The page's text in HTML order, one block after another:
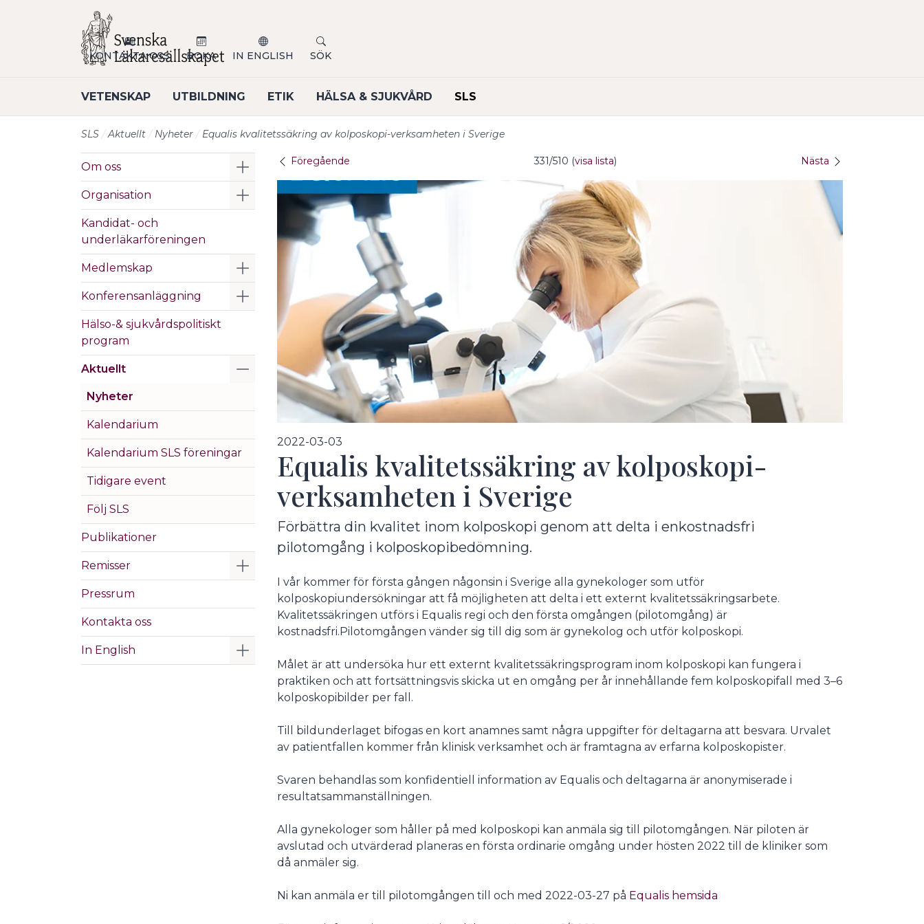
VETENSKAP UTBILDNING ETIK HÄLSA & SJUKVÅRD SLS
KONTAKTA OSS BOKA IN ENGLISH SÖK
SLS Aktuellt Nyheter Equalis kvalitetssäkring av kolposkopi-verksamheten i Sverige
Om oss Visa/Göm undermeny
Organisation Visa/Göm undermeny
Kandidat- och
underläkarföreningen
Medlemskap Visa/Göm undermeny
Konferensanläggning Visa/Göm undermeny
Hälso-& sjukvårdspolitiskt
program
Aktuellt Visa/Göm undermeny
Nyheter
Kalendarium
Kalendarium SLS föreningar
Tidigare event
Följ SLS
Publikationer
Remisser Visa/Göm undermeny
Pressrum
Kontakta oss
In English Visa/Göm undermeny
Föregående 331/510 (visa lista) Nästa
2022-03-03
Equalis kvalitetssäkring av kolposkopi-
verksamheten i Sverige
Förbättra din kvalitet inom kolposkopi genom att delta i enkostnadsfri
pilotomgång i kolposkopibedömning.
I vår kommer för första gången någonsin i Sverige alla gynekologer som utför
kolposkopiundersökningar att få möjligheten att delta i ett externt kvalitetssäkringsarbete.
Kvalitetssäkringen utförs i Equalis regi och den första omgången (pilotomgång) är
kostnadsfri.Pilotomgången vänder sig till dig som är gynekolog och utför kolposkopi.
Målet är att undersöka hur ett externt kvalitetssäkringsprogram inom kolposkopi kan fungera i
praktiken och att fortsättningsvis skicka ut en omgång per år innehållande fem kolposkopifall med 3–6
kolposkopibilder per fall.
Till bildunderlaget bifogas en kort anamnes samt några uppgifter för deltagarna att besvara. Urvalet
av patientfallen kommer från klinisk verksamhet och är framtagna av erfarna kolposkopister.
Svaren behandlas som konfidentiell information av Equalis och deltagarna är anonymiserade i
resultatsammanställningen.
Alla gynekologer som håller på med kolposkopi kan anmäla sig till pilotomgången. När piloten är
avslutad och utvärderad planeras en första ordinarie omgång under hösten 2022 till de kliniker som
då anmäler sig.
Ni kan anmäla er till pilotomgången till och med 2022-03-27 på Equalis hemsida